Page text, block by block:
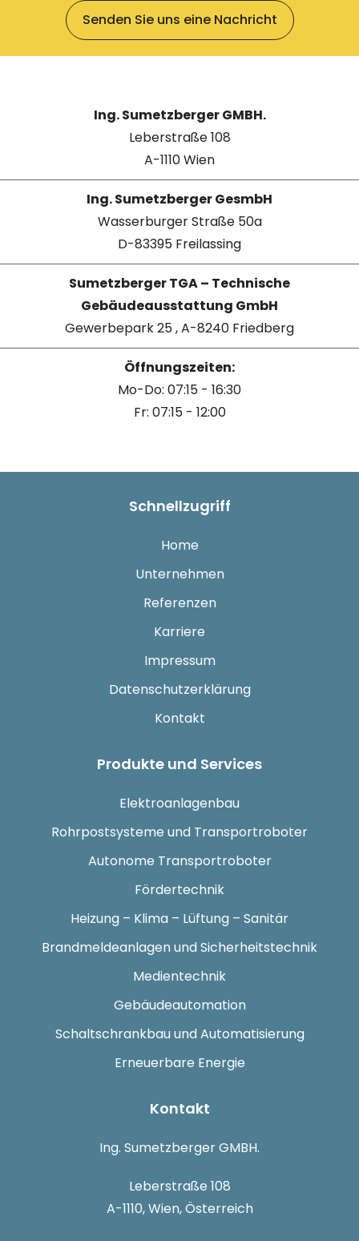
Senden Sie uns eine Nachricht
Ing. Sumetzberger GMBH.
Leberstraße 108
A-1110 Wien
Ing. Sumetzberger GesmbH
Wasserburger Straße 50a
D-83395 Freilassing
Sumetzberger TGA – Technische
Gebäudeausstattung GmbH
Gewerbepark 25 , A-8240 Friedberg
Öffnungszeiten:
Mo-Do: 07:15 - 16:30
Fr: 07:15 - 12:00
Schnellzugriff
Home
Unternehmen
Referenzen
Karriere
Impressum
Datenschutzerklärung
Kontakt
Produkte und Services
Elektroanlagenbau
Rohrpostsysteme und Transportroboter
Autonome Transportroboter
Fördertechnik
Heizung – Klima – Lüftung – Sanitär
Brandmeldeanlagen und Sicherheitstechnik
Medientechnik
Gebäudeautomation
Schaltschrankbau und Automatisierung
Erneuerbare Energie
Kontakt
Ing. Sumetzberger GMBH.
Leberstraße 108
A-1110, Wien, Österreich